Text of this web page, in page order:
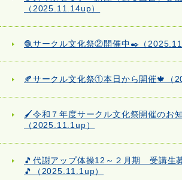
（2025.11.14up）
🧶サークル文化祭②開催中✒️（
🍂サークル文化祭①本日から開催🍁（
🖌️令和７年度サークル文化祭開催のお
（2025.11.1up）
🎵代謝アップ体操12～２月期 受講生
🎵（2025.11.1up）